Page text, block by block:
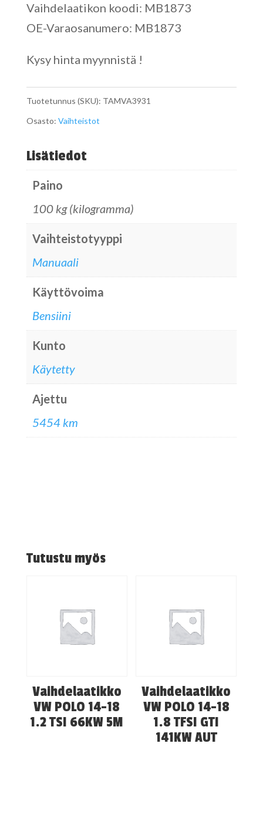
Vaihdelaatikon koodi: MB1873
OE-Varaosanumero: MB1873
Kysy hinta myynnistä !
Tuotetunnus (SKU): TAMVA3931
Osasto: Vaihteistot
Lisätiedot
Paino
100 kg (kilogramma)
Vaihteistotyyppi
Manuaali
Käyttövoima
Bensiini
Kunto
Käytetty
Ajettu
5454 km
Tutustu myös
Vaihdelaatikko
VW POLO 14-18
1.2 TSI 66KW 5M
Vaihdelaatikko
VW POLO 14-18
1.8 TFSI GTI
141KW AUT